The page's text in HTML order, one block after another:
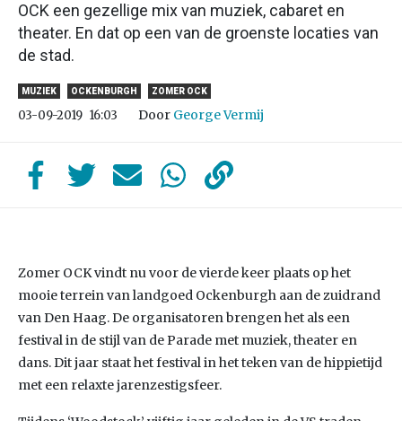
OCK een gezellige mix van muziek, cabaret en
theater. En dat op een van de groenste locaties van
de stad.
MUZIEK OCKENBURGH ZOMER OCK
03-09-2019 16:03 Door George Vermij
Zomer OCK vindt nu voor de vierde keer plaats op het
mooie terrein van landgoed Ockenburgh aan de zuidrand
van Den Haag. De organisatoren brengen het als een
festival in de stijl van de Parade met muziek, theater en
dans. Dit jaar staat het festival in het teken van de hippietijd
met een relaxte jarenzestigsfeer.